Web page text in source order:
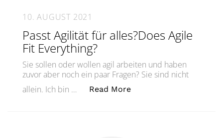
10. AUGUST 2021
Passt Agilität für alles?Does Agile
Fit Everything?
Sie sollen oder wollen agil arbeiten und haben
zuvor aber noch ein paar Fragen? Sie sind nicht
allein. Ich bin …
Read More„Passt Agilität für